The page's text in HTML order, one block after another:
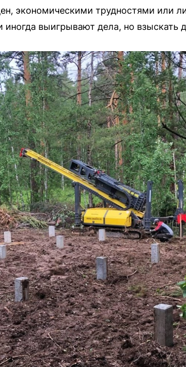
экономическими трудностями или
выигрывают дела, но взыскать